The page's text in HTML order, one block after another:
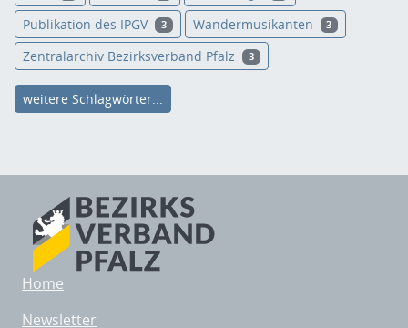
Publikation des IPGV 3 Wandermusikanten 3
Zentralarchiv Bezirksverband Pfalz 3
weitere Schlagwörter...
Home
Newsletter